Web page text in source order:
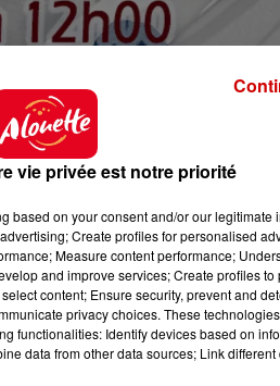
vie privée est notre priorité
based on your consent and/or our legitimate
Create profiles for personalised
Measure content performance;
and improve services; Create profiles
content; Ensure security, prevent and
privacy choices. These
functionalities: Identify devices based on
data from other data sources; Link